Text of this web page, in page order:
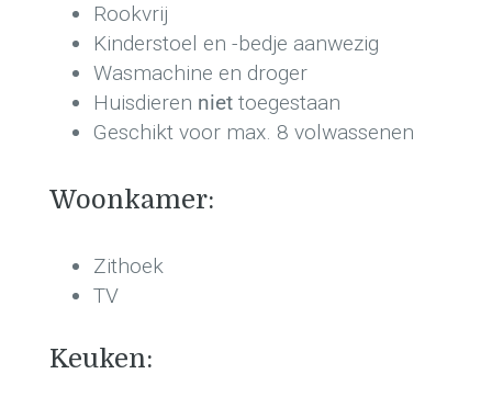
Rookvrij
Kinderstoel en -bedje aanwezig
Wasmachine en droger
Huisdieren niet toegestaan
Geschikt voor max. 8 volwassenen
Woonkamer:
Zithoek
TV
Keuken: